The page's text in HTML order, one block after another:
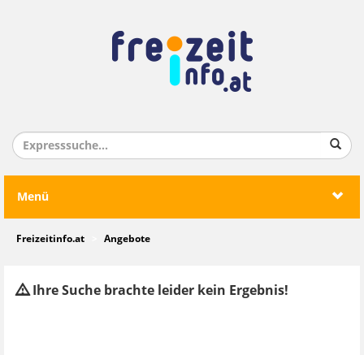
Menü
Freizeitinfo.at Angebote
Ihre Suche brachte leider kein Ergebnis!